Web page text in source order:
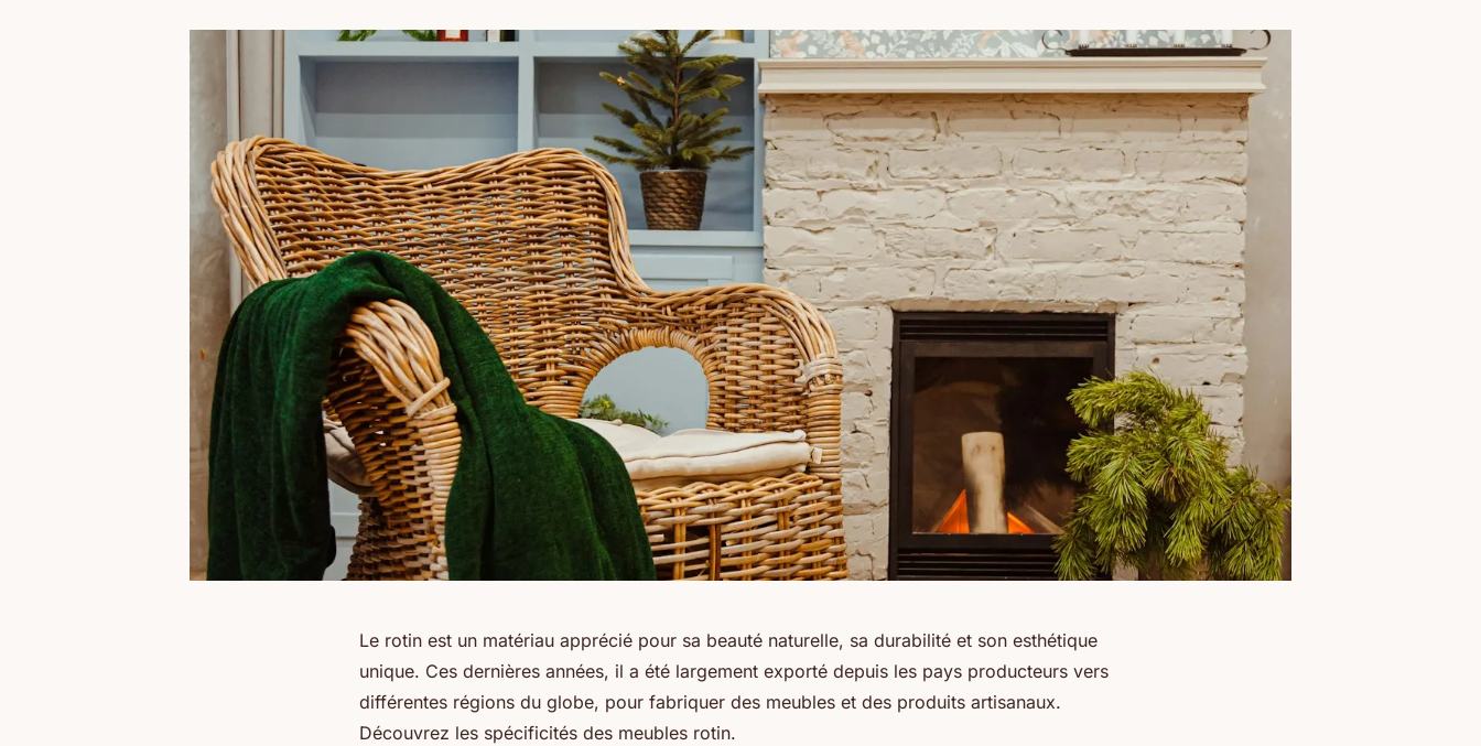
Le rotin est un matériau apprécié pour sa beauté naturelle, sa durabilité et son esthétique
unique. Ces dernières années, il a été largement exporté depuis les pays producteurs vers
différentes régions du globe, pour fabriquer des meubles et des produits artisanaux.
Découvrez les spécificités des meubles rotin.